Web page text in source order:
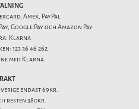
Amex, PayPal
Google Pay och Amazon Pay
Klarna
123 36 46 262
med Klarna
endast 69kr.
resten 380kr.